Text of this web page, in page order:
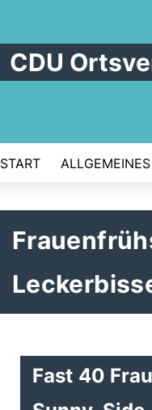
CDU
START ALLGEMEINES
Fast 40